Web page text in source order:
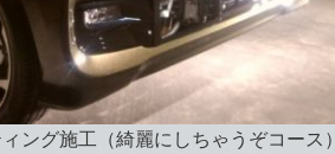
ング施工（綺麗にしちゃうぞコース）